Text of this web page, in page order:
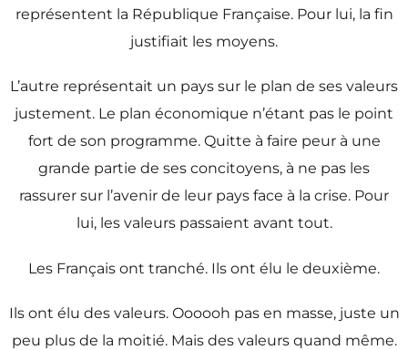
représentent la République Française. Pour lui, la fin
justifiait les moyens.
L’autre représentait un pays sur le plan de ses valeurs
justement. Le plan économique n’étant pas le point
fort de son programme. Quitte à faire peur à une
grande partie de ses concitoyens, à ne pas les
rassurer sur l’avenir de leur pays face à la crise. Pour
lui, les valeurs passaient avant tout.
Les Français ont tranché. Ils ont élu le deuxième.
Ils ont élu des valeurs. Oooooh pas en masse, juste un
peu plus de la moitié. Mais des valeurs quand même.